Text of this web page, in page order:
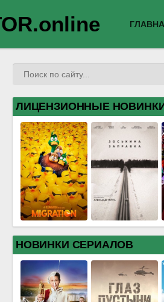
ЛИЦЕНЗИОННЫЕ
НОВИНКИ СЕРИАЛОВ